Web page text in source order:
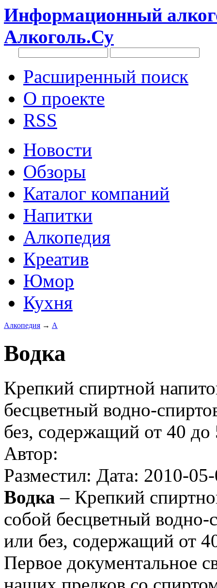
Информационный
Алкоголь.Су
Расширенный поиск
О проекте
RSS
Новости
Обзоры
Каталог компаний
Напитки
Алкопедия
Креатив
Юмор
Кухня
Алкопедия → А
Водка
Крепкий спиртной
бесцветный водно-
без, содержащий от 40 до
Автор:
Разместил: Дата: 2010-
Водка – Крепкий
собой бесцветный водно-
или без, содержащий от
Первое документальное